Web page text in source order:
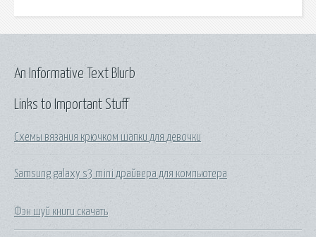
Links to Important Stuff
Схемы вязания крючком шапки для девочки
Samsung galaxy s3 mini драйвера для компьютера
Фэн шуй книги скачать
An Informative Text Blurb